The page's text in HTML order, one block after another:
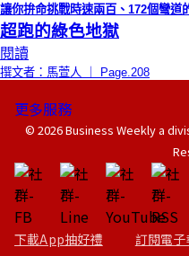
讓你拚命挑戰時速兩百、172個彎道
超跑的綠色地獄
閱讀
撰文者：馬萱人 ｜ Page.208
更多服務
© 2026 Business Weekly a
下載App抽好禮 訂閱電子